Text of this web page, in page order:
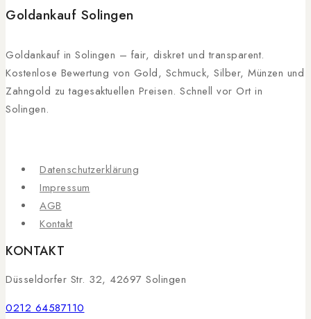
Goldankauf Solingen
Goldankauf in Solingen – fair, diskret und transparent.
Kostenlose Bewertung von Gold, Schmuck, Silber, Münzen und
Zahngold zu tagesaktuellen Preisen. Schnell vor Ort in
Solingen.
Datenschutzerklärung
Impressum
AGB
Kontakt
KONTAKT
Düsseldorfer Str. 32, 42697 Solingen
0212 64587110